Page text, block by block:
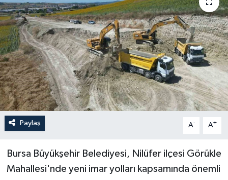
Paylaş A- A+
Bursa Büyükşehir Belediyesi, Nilüfer ilçesi Görükle
Mahallesi'nde yeni imar yolları kapsamında önemli
Spor
Yaşam